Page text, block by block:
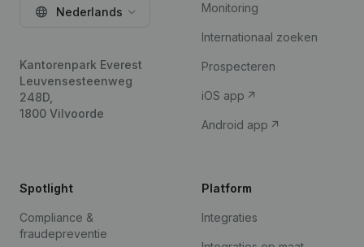
Nederlands
Kantorenpark Everest
Leuvensesteenweg
248D,
1800 Vilvoorde
Monitoring
Internationaal zoeken
Prospecteren
iOS app
Android app
Spotlight
Compliance &
fraudepreventie
Platform
Integraties